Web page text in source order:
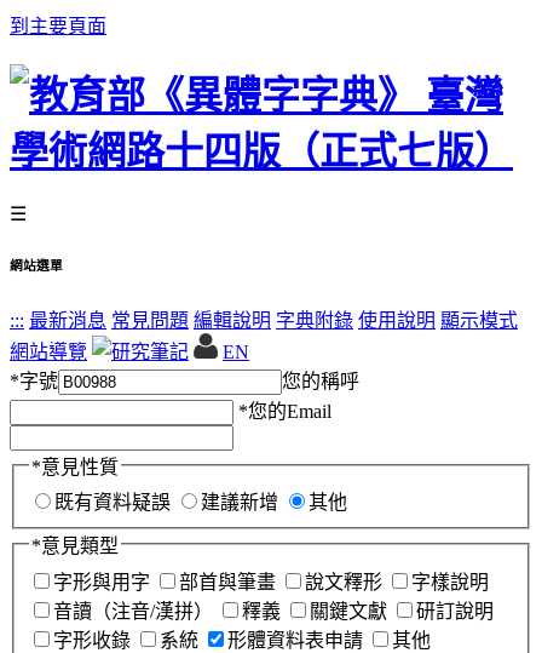
到主要頁面
☰
網站選單
::: 最新消息 常見問題 編輯說明 字典附錄 使用說明 顯示模式
網站導覽
EN
*字號
您的稱呼
*您的Email
*意見性質
既有資料疑誤
建議新增 其他
*意見類型
字形與用字
部首與筆畫 說文釋形
字樣說明
音讀（注音/漢拼）
釋義 關鍵文獻
研訂說明
字形收錄
系統 形體資料表申請 其他